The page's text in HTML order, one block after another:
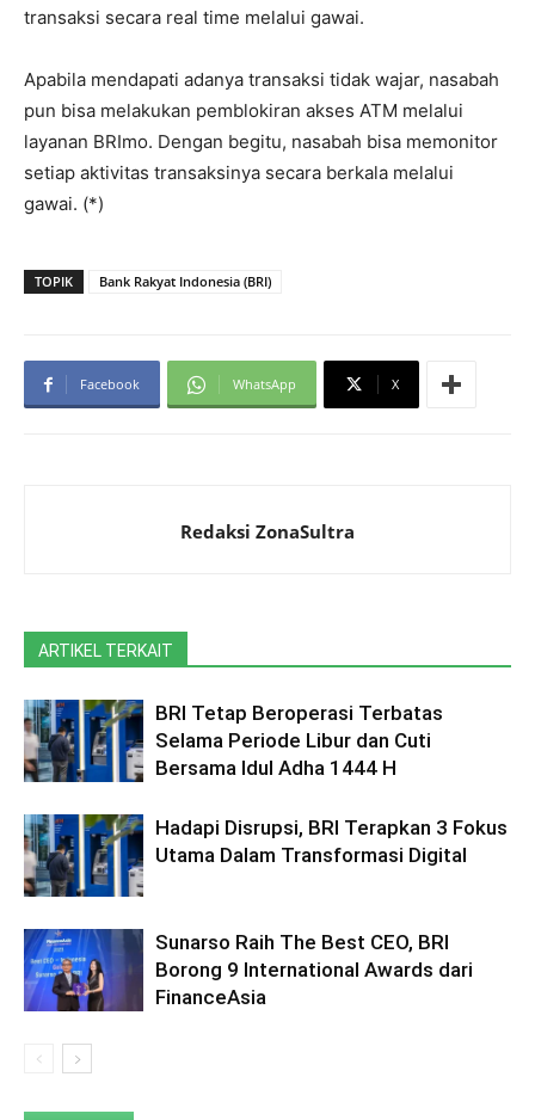
transaksi secara real time melalui gawai.
Apabila mendapati adanya transaksi tidak wajar, nasabah
pun bisa melakukan pemblokiran akses ATM melalui
layanan BRImo. Dengan begitu, nasabah bisa memonitor
setiap aktivitas transaksinya secara berkala melalui
gawai. (*)
TOPIK Bank Rakyat Indonesia (BRI)
Facebook WhatsApp X
Redaksi ZonaSultra
ARTIKEL TERKAIT
BRI Tetap Beroperasi Terbatas
Selama Periode Libur dan Cuti
Bersama ldul Adha 1444 H
Hadapi Disrupsi, BRI Terapkan 3 Fokus
Utama Dalam Transformasi Digital
Sunarso Raih The Best CEO, BRI
Borong 9 International Awards dari
FinanceAsia